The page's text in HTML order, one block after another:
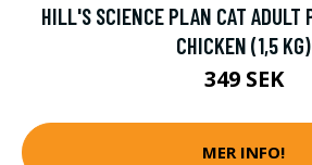
HILL'S SCIENCE PLAN CAT ADULT
CHICKEN (1,5 KG)
349 SEK
MER INFO!